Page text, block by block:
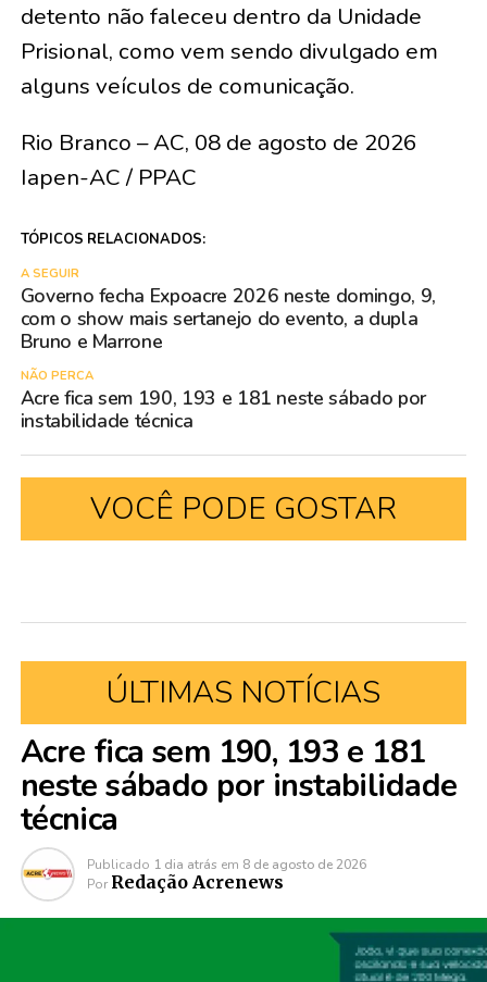
detento não faleceu dentro da Unidade
Prisional, como vem sendo divulgado em
alguns veículos de comunicação.
Rio Branco – AC, 08 de agosto de 2026
Iapen-AC / PPAC
TÓPICOS RELACIONADOS:
A SEGUIR
Governo fecha Expoacre 2026 neste domingo, 9,
com o show mais sertanejo do evento, a dupla
Bruno e Marrone
NÃO PERCA
Acre fica sem 190, 193 e 181 neste sábado por
instabilidade técnica
VOCÊ PODE GOSTAR
ÚLTIMAS NOTÍCIAS
Acre fica sem 190, 193 e 181
neste sábado por instabilidade
técnica
Publicado 1 dia atrás em 8 de agosto de 2026
Por Redação Acrenews